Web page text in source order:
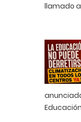
llamado
Educación